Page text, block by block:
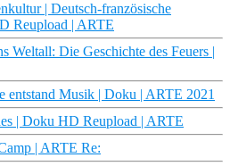
| Deutsch-französische
Reupload | ARTE
Weltall: Die Geschichte des Feuers |
entstand Musik | Doku | ARTE 2021
| Doku HD Reupload | ARTE
| ARTE Re: